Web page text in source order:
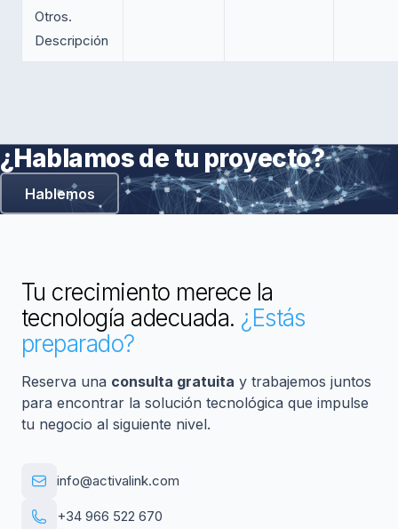
Otros.
Descripción
¿Hablamos de tu proyecto?
Hablemos
Tu crecimiento merece la
tecnología adecuada. ¿Estás
preparado?
Reserva una consulta gratuita y trabajemos juntos
para encontrar la solución tecnológica que impulse
tu negocio al siguiente nivel.
info@activalink.com
+34 966 522 670